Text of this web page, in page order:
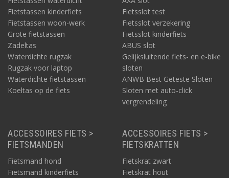
Fietstassen kinderfiets
Fietstassen woon-werk
Grote fietstassen
Zadeltas
Waterdichte rugzak
Rugzak voor laptop
Waterdichte fietstassen
Koeltas op de fiets
Fietsslot test
Fietsslot verzekering
Fietsslot kinderfiets
ABUS slot
Gelijksluitende fiets- en e-bike
sloten
ANWB Best Geteste Sloten
Sloten met auto-click
vergrendeling
ACCESSOIRES FIETS >
FIETSMANDEN
Fietsmand hond
Fietsmand kinderfiets
ACCESSOIRES FIETS >
FIETSKRATTEN
Fietskrat zwart
Fietskrat hout